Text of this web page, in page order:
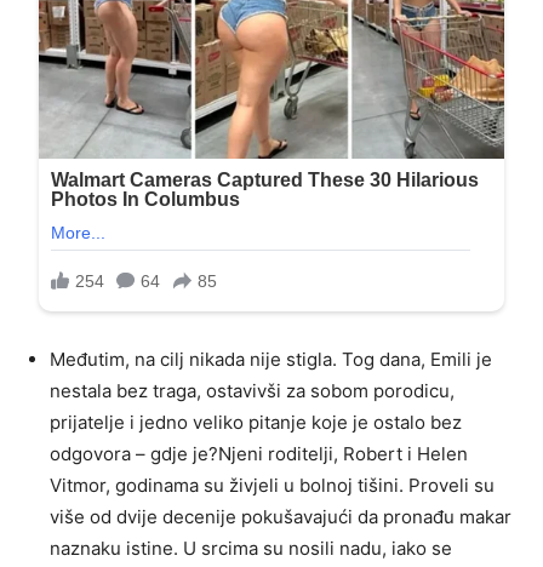
Međutim, na cilj nikada nije stigla. Tog dana, Emili je
nestala bez traga, ostavivši za sobom porodicu,
prijatelje i jedno veliko pitanje koje je ostalo bez
odgovora – gdje je?Njeni roditelji, Robert i Helen
Vitmor, godinama su živjeli u bolnoj tišini. Proveli su
više od dvije decenije pokušavajući da pronađu makar
naznaku istine. U srcima su nosili nadu, iako se